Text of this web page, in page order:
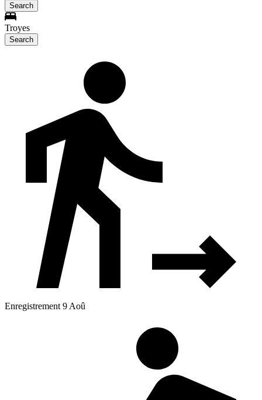
Search
Troyes
Search
Enregistrement 9 Aoû